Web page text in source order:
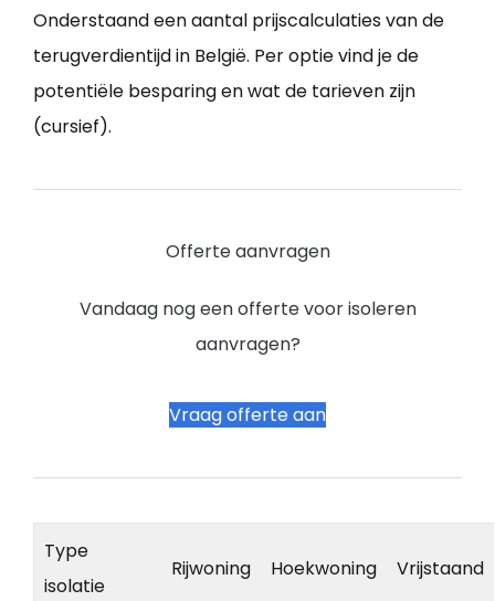
Onderstaand een aantal prijscalculaties van de
terugverdientijd in België. Per optie vind je de
potentiële besparing en wat de tarieven zijn
(cursief).
Offerte aanvragen
Vandaag nog een offerte voor isoleren
aanvragen?
Vraag offerte aan
Type
isolatie
Rijwoning Hoekwoning Vrijstaand